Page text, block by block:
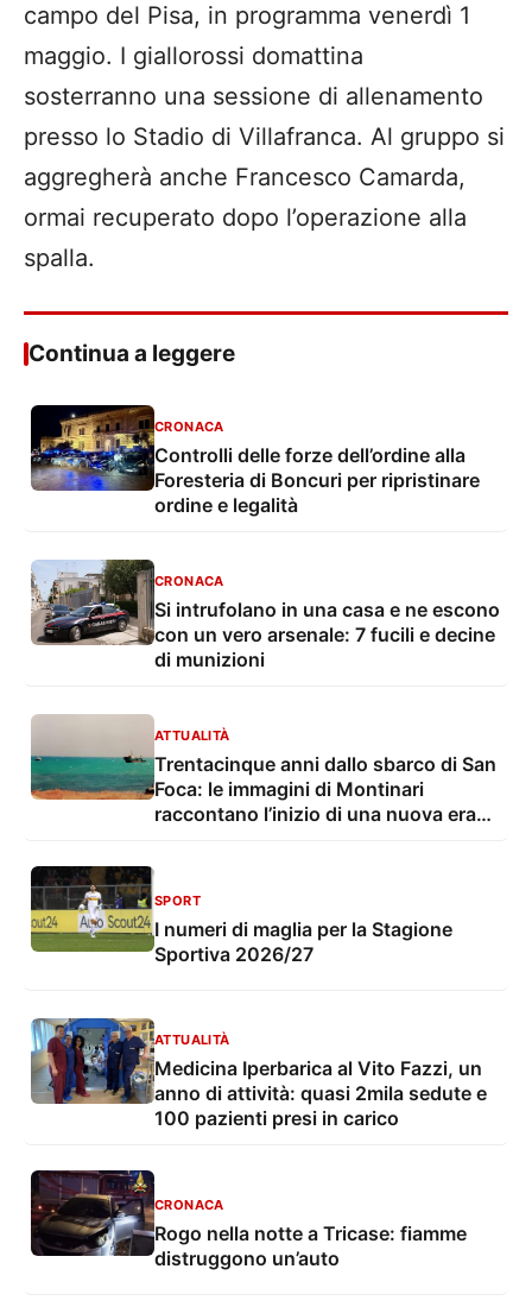
campo del Pisa, in programma venerdì 1
maggio. I giallorossi domattina
sosterranno una sessione di allenamento
presso lo Stadio di Villafranca. Al gruppo si
aggregherà anche Francesco Camarda,
ormai recuperato dopo l’operazione alla
spalla.
Continua a leggere
CRONACA
Controlli delle forze dell’ordine alla
Foresteria di Boncuri per ripristinare
ordine e legalità
CRONACA
Si intrufolano in una casa e ne escono
con un vero arsenale: 7 fucili e decine
di munizioni
ATTUALITÀ
Trentacinque anni dallo sbarco di San
Foca: le immagini di Montinari
raccontano l’inizio di una nuova era
SPORT
I numeri di maglia per la Stagione
Sportiva 2026/27
ATTUALITÀ
Medicina Iperbarica al Vito Fazzi, un
anno di attività: quasi 2mila sedute e
100 pazienti presi in carico
CRONACA
Rogo nella notte a Tricase: fiamme
distruggono un’auto